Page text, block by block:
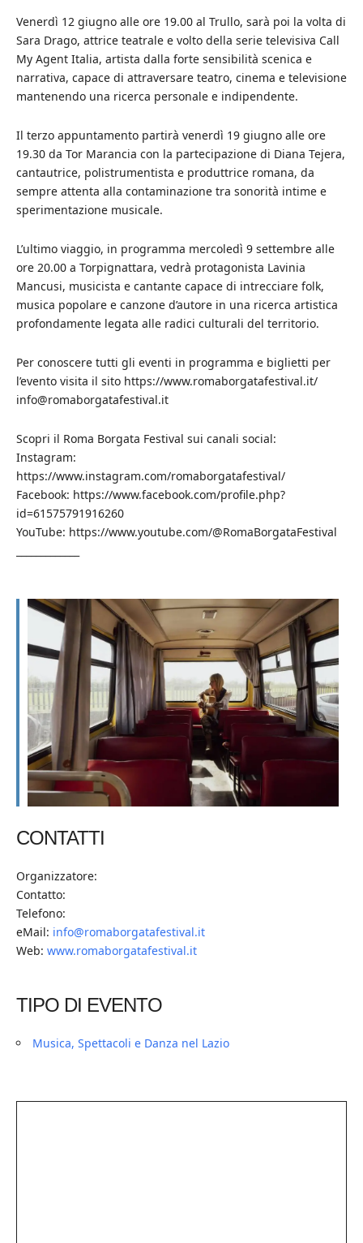
Venerdì 12 giugno alle ore 19.00 al Trullo, sarà poi la volta di
Sara Drago, attrice teatrale e volto della serie televisiva Call
My Agent Italia, artista dalla forte sensibilità scenica e
narrativa, capace di attraversare teatro, cinema e televisione
mantenendo una ricerca personale e indipendente.
Il terzo appuntamento partirà venerdì 19 giugno alle ore
19.30 da Tor Marancia con la partecipazione di Diana Tejera,
cantautrice, polistrumentista e produttrice romana, da
sempre attenta alla contaminazione tra sonorità intime e
sperimentazione musicale.
L’ultimo viaggio, in programma mercoledì 9 settembre alle
ore 20.00 a Torpignattara, vedrà protagonista Lavinia
Mancusi, musicista e cantante capace di intrecciare folk,
musica popolare e canzone d’autore in una ricerca artistica
profondamente legata alle radici culturali del territorio.
Per conoscere tutti gli eventi in programma e biglietti per
l’evento visita il sito https://www.romaborgatafestival.it/
info@romaborgatafestival.it
Scopri il Roma Borgata Festival sui canali social:
Instagram:
https://www.instagram.com/romaborgatafestival/
Facebook: https://www.facebook.com/profile.php?
id=61575791916260
YouTube: https://www.youtube.com/@RomaBorgataFestival
CONTATTI
Organizzatore:
Contatto:
Telefono:
eMail: info@romaborgatafestival.it
Web: www.romaborgatafestival.it
TIPO DI EVENTO
Musica, Spettacoli e Danza nel Lazio